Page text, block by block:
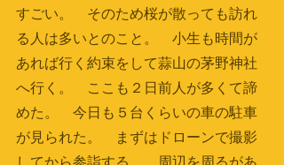
すごい。　そのため桜が散っても訪れ
る人は多いとのこと。　小生も時間が
あれば行く約束をして蒜山の茅野神社
へ行く。　ここも２日前人が多くて諦
めた。　今日も５台くらいの車の駐車
が見られた。　まずはドローンで撮影